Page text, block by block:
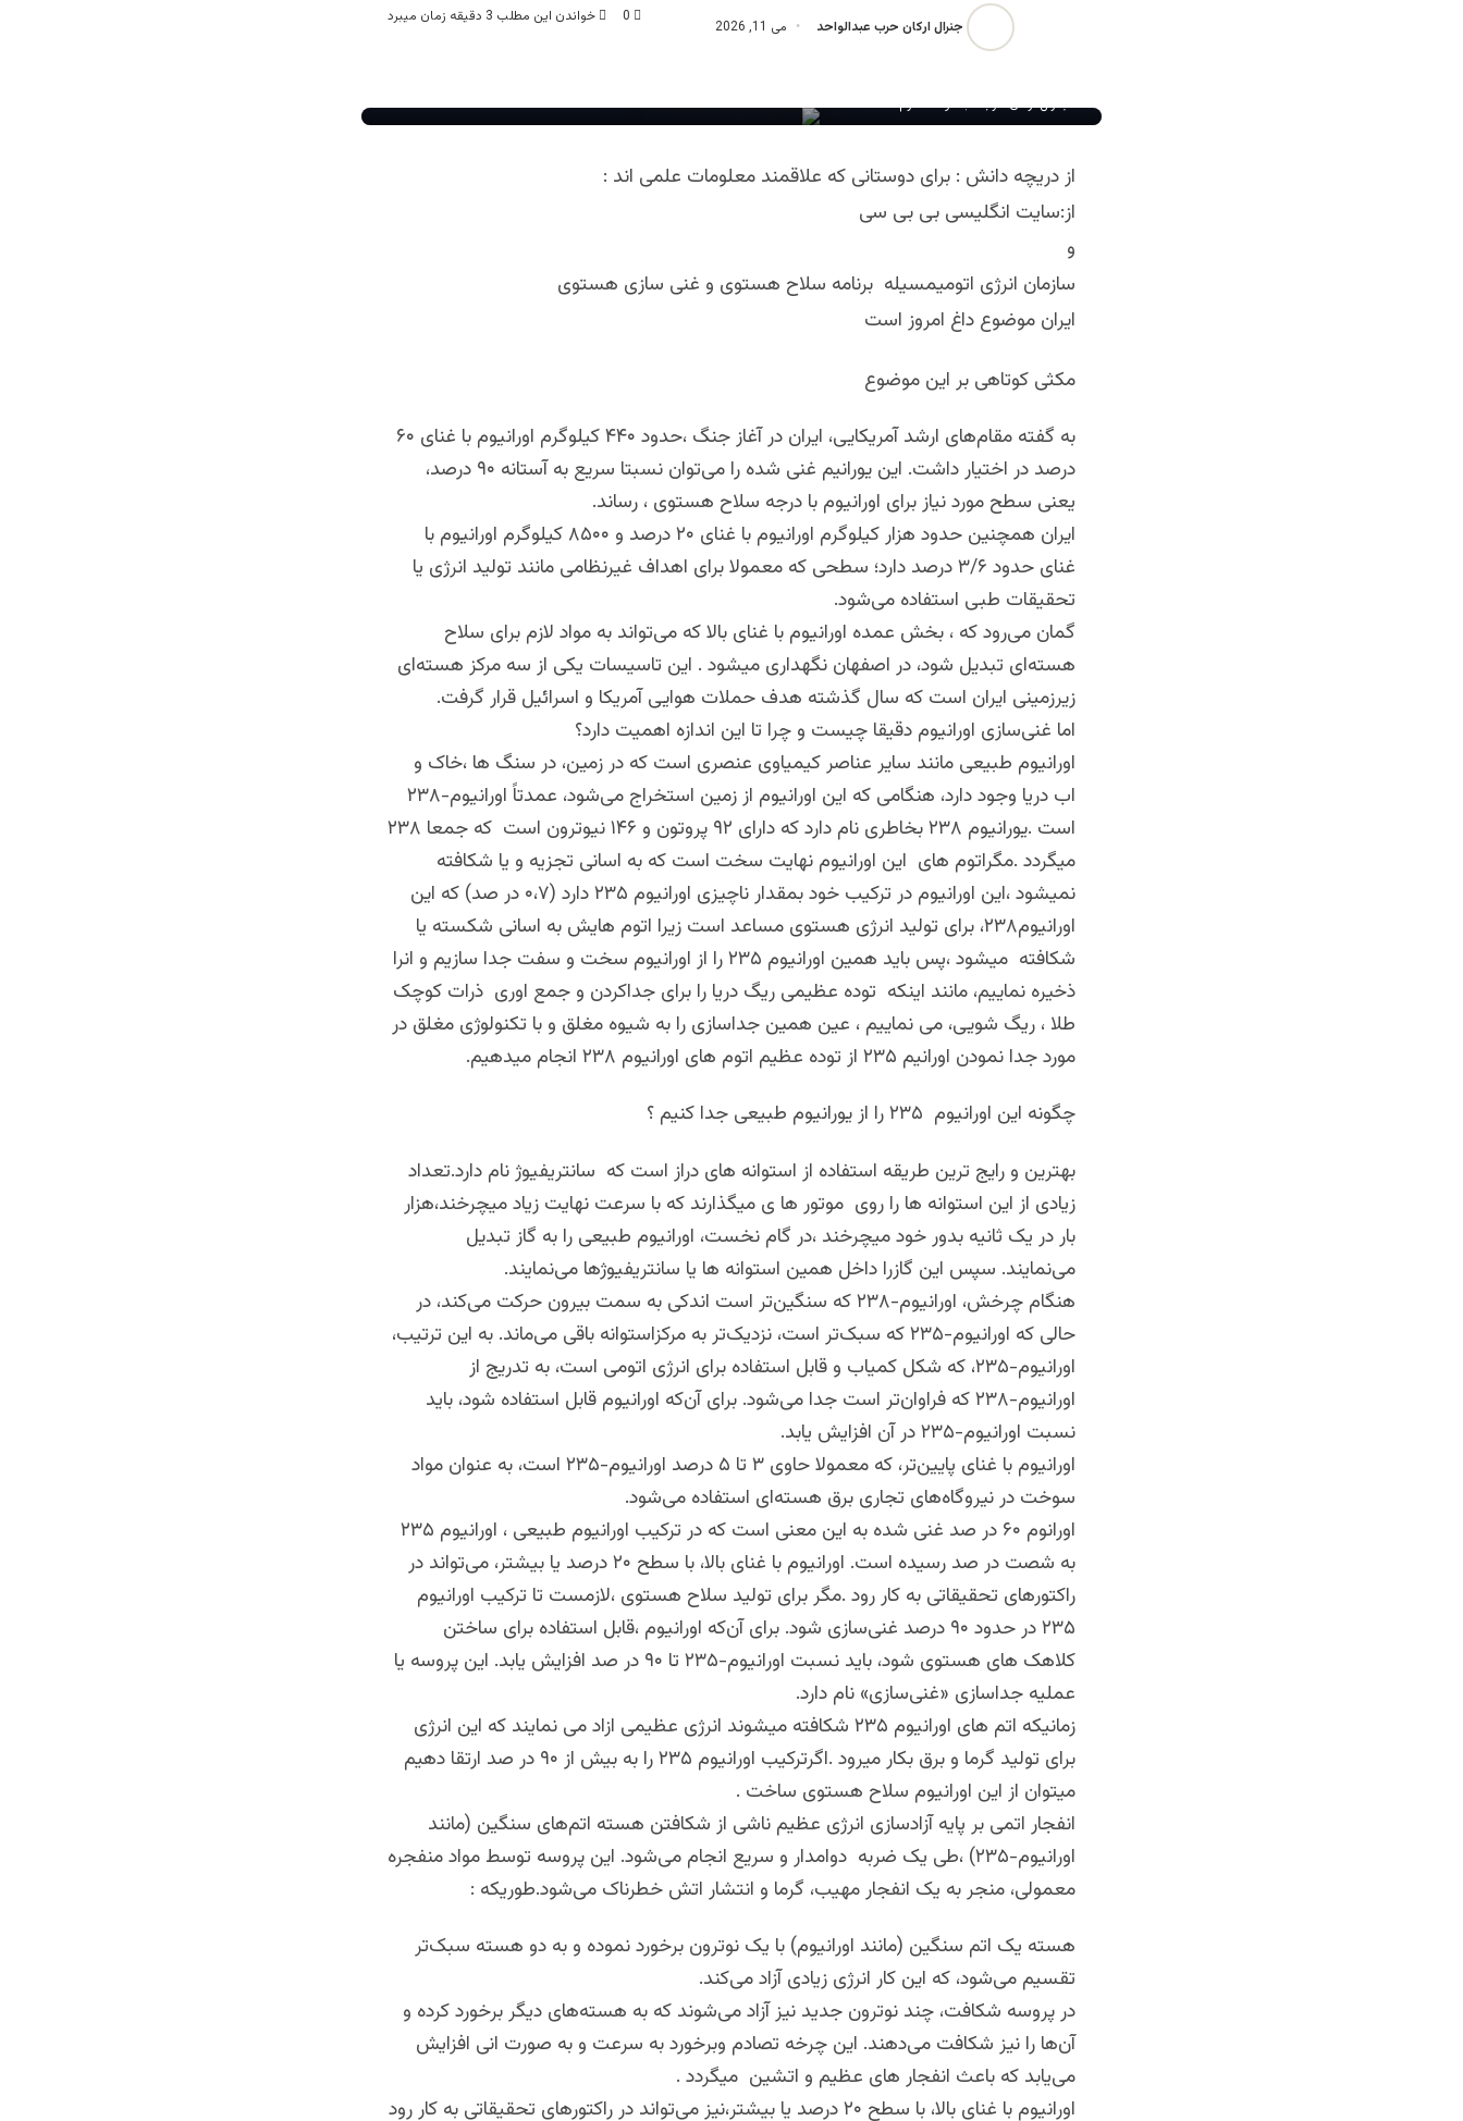
جنرال ارکان حرب عبدالواحد می 11, 2026
0 خواندن این مطلب 3 دقیقه زمان میبرد
جنرال ارکان حرب عبدالواحد خرم
از دریچه دانش : برای دوستانی که علاقمند معلومات علمی اند :
از:سایت انگلیسی بی بی سی
و
سازمان انرژی اتومیمسیله برنامه سلاح هستوی و غنی سازی هستوی
ایران موضوع داغ امروز است
مکثی کوتاهی بر این موضوع
به گفته مقام‌های ارشد آمریکایی، ایران در آغاز جنگ ،حدود ۴۴۰ کیلوگرم اورانیوم با غنای ۶۰
درصد در اختیار داشت. این یورانیم غنی شده را می‌توان نسبتا سریع به آستانه ۹۰ درصد،
یعنی سطح مورد نیاز برای اورانیوم با درجه سلاح هستوی ، رساند.
ایران همچنین حدود هزار کیلوگرم اورانیوم با غنای ۲۰ درصد و ۸۵۰۰ کیلوگرم اورانیوم با
غنای حدود ۳/۶ درصد دارد؛ سطحی که معمولا برای اهداف غیرنظامی مانند تولید انرژی یا
تحقیقات طبی استفاده می‌شود.
گمان می‌رود که ، بخش عمده اورانیوم با غنای بالا که می‌تواند به مواد لازم برای سلاح
هسته‌ای تبدیل شود، در اصفهان نگهداری میشود . این تاسیسات یکی از سه مرکز هسته‌ای
زیرزمینی ایران است که سال گذشته هدف حملات هوایی آمریکا و اسرائیل قرار گرفت.
اما غنی‌سازی اورانیوم دقیقا چیست و چرا تا این اندازه اهمیت دارد؟
اورانیوم طبیعی مانند سایر عناصر کیمیاوی عنصری است که در زمین، در سنگ ها ،خاک و
اب دریا وجود دارد، هنگامی که این اورانیوم از زمین استخراج می‌شود، عمدتاً اورانیوم-۲۳۸
است .یورانیوم ۲۳۸ بخاطری نام دارد که دارای ۹۲ پروتون و ۱۴۶ نیوترون است که جمعا ۲۳۸
میگردد .مگراتوم های این اورانیوم نهایت سخت است که به اسانی تجزیه و یا شکافته
نمیشود ،این اورانیوم در ترکیب خود بمقدار ناچیزی اورانیوم ۲۳۵ دارد (۰،۷ در صد) که این
اورانیوم۲۳۸، برای تولید انرژی هستوی مساعد است زیرا اتوم هایش به اسانی شکسته یا
شکافته میشود ،پس باید همین اورانیوم ۲۳۵ را از اورانیوم سخت و سفت جدا سازیم و انرا
ذخیره نماییم، مانند اینکه توده عظیمی ریگ دریا را برای جداکردن و جمع اوری ذرات کوچک
طلا ، ریگ شویی، می نماییم ، عین همین جداسازی را به شیوه مغلق و با تکنولوژی مغلق در
مورد جدا نمودن اورانیم ۲۳۵ از توده عظیم اتوم های اورانیوم ۲۳۸ انجام میدهیم.
چگونه این اورانیوم ۲۳۵ را از یورانیوم طبیعی جدا کنیم ؟
بهترین و رایج ترین طریقه استفاده از استوانه های دراز است که سانتریفیوژ نام دارد.تعداد
زیادی از این استوانه ها را روی موتور ها ی میگذارند که با سرعت نهایت زیاد میچرخند،هزار
بار در یک ثانیه بدور خود میچرخند ،در گام نخست، اورانیوم طبیعی را به گاز تبدیل
می‌نمایند. سپس این گازرا داخل همین استوانه ها یا سانتریفیوژها می‌نمایند.
هنگام چرخش، اورانیوم-۲۳۸ که سنگین‌تر است اندکی به سمت بیرون حرکت می‌کند، در
حالی که اورانیوم-۲۳۵ که سبک‌تر است، نزدیک‌تر به مرکزاستوانه باقی می‌ماند. به این ترتیب،
اورانیوم-۲۳۵، که شکل کمیاب و قابل استفاده برای انرژی اتومی است، به تدریج از
اورانیوم-۲۳۸ که فراوان‌تر است جدا می‌شود. برای آن‌که اورانیوم قابل استفاده شود، باید
نسبت اورانیوم-۲۳۵ در آن افزایش یابد.
اورانیوم با غنای پایین‌تر، که معمولا حاوی ۳ تا ۵ درصد اورانیوم-۲۳۵ است، به عنوان مواد
سوخت در نیروگاه‌های تجاری برق هسته‌ای استفاده می‌شود.
اورانوم ۶۰ در صد غنی شده به این معنی است که در ترکیب اورانیوم طبیعی ، اورانیوم ۲۳۵
به شصت در صد رسیده است. اورانیوم با غنای بالا، با سطح ۲۰ درصد یا بیشتر، می‌تواند در
راکتورهای تحقیقاتی به کار رود .مگر برای تولید سلاح هستوی ،لازمست تا ترکیب اورانیوم
۲۳۵ در حدود ۹۰ درصد غنی‌سازی شود. برای آن‌که اورانیوم ،قابل استفاده برای ساختن
کلاهک های هستوی شود، باید نسبت اورانیوم-۲۳۵ تا ۹۰ در صد افزایش یابد. این پروسه یا
عملیه جداسازی «غنی‌سازی» نام دارد.
زمانیکه اتم های اورانیوم ۲۳۵ شکافته میشوند انرژی عظیمی ازاد می نمایند که این انرژی
برای تولید گرما و برق بکار میرود .اگرترکیب اورانیوم ۲۳۵ را به بیش از ۹۰ در صد ارتقا دهیم
میتوان از این اورانیوم سلاح هستوی ساخت .
انفجار اتمی بر پایه آزاد‌سازی انرژی عظیم ناشی از شکافتن هسته اتم‌های سنگین (مانند
اورانیوم-۲۳۵) ،طی یک ضربه دوامدار و سریع انجام می‌شود. این پروسه توسط مواد منفجره
معمولی، منجر به یک انفجار مهیب، گرما و انتشار اتش خطرناک می‌شود.طوریکه :
هسته یک اتم سنگین (مانند اورانیوم) با یک نوترون برخورد نموده و به دو هسته سبک‌تر
تقسیم می‌شود، که این کار انرژی زیادی آزاد می‌کند.
در پروسه شکافت، چند نوترون جدید نیز آزاد می‌شوند که به هسته‌های دیگر برخورد کرده و
آن‌ها را نیز شکافت می‌دهند. این چرخه تصادم وبرخورد به سرعت و به صورت انی افزایش
می‌یابد که باعث انفجار های عظیم و اتشین میگردد .
اورانیوم با غنای بالا، با سطح ۲۰ درصد یا بیشتر،نیز می‌تواند در راکتورهای تحقیقاتی به کار رود